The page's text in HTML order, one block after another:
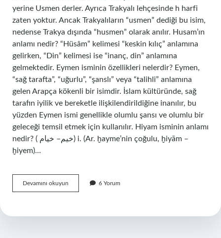
yerine Usmen derler. Ayrıca Trakyalı lehçesinde h harfi
zaten yoktur. Ancak Trakyalıların “usmen” dediği bu isim,
nedense Trakya dışında “husmen” olarak anılır. Husam’ın
anlamı nedir? “Hüsâm” kelimesi “keskin kılıç” anlamına
gelirken, “Din” kelimesi ise “inanç, din” anlamına
gelmektedir. Eymen isminin özellikleri nelerdir? Eymen,
“sağ tarafta”, “uğurlu”, “şanslı” veya “talihli” anlamına
gelen Arapça kökenli bir isimdir. İslam kültüründe, sağ
tarafın iyilik ve bereketle ilişkilendirildiğine inanılır, bu
yüzden Eymen ismi genellikle olumlu şansı ve olumlu bir
geleceği temsil etmek için kullanılır. Hiyam isminin anlamı
nedir? ( ﺧﻴﻢ– ﺧﻴﺎﻡ) i. (Ar. ḫayme’nin çoğulu, ḫiyām –
ḫiyem)…
Devamını okuyun
Isminin
6 Yorum